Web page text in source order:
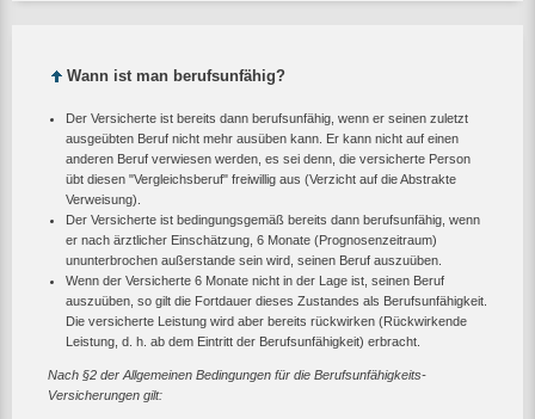
Wann ist man berufsunfähig?
Der Versicherte ist bereits dann berufsunfähig, wenn er seinen zuletzt
ausgeübten Beruf nicht mehr ausüben kann. Er kann nicht auf einen
anderen Beruf verwiesen werden, es sei denn, die versicherte Person
übt diesen "Vergleichsberuf" freiwillig aus (Verzicht auf die Abstrakte
Verweisung).
Der Versicherte ist bedingungsgemäß bereits dann berufsunfähig, wenn
er nach ärztlicher Einschätzung, 6 Monate (Prognosenzeitraum)
ununterbrochen außerstande sein wird, seinen Beruf auszuüben.
Wenn der Versicherte 6 Monate nicht in der Lage ist, seinen Beruf
auszuüben, so gilt die Fortdauer dieses Zustandes als Berufsunfähigkeit.
Die versicherte Leistung wird aber bereits rückwirken (Rückwirkende
Leistung, d. h. ab dem Eintritt der Berufsunfähigkeit) erbracht.
Nach §2 der Allgemeinen Bedingungen für die Berufsunfähigkeits-
Versicherungen gilt: